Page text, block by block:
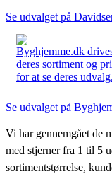
Se udvalget på
Byghjemme.dk
deres sortiment og
for at se deres udvalg.
Se udvalget på
Vi har gennemgået de
med stjerner fra 1 til 5
sortimentstørrelse,